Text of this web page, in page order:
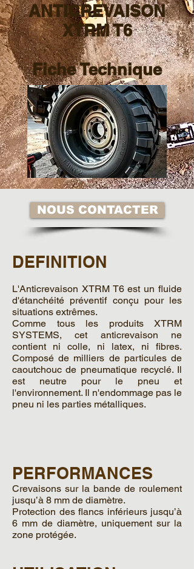
ANTICREVAISON
XTRM T6
Fiche Technique
NOUS CONTACTER
DEFINITION
L'Anticrevaison XTRM T6 est un ﬂuide
d'étanchéité préventif conçu pour les
situations extrêmes.
Comme tous les produits XTRM
SYSTEMS, cet anticrevaison ne
contient ni colle, ni latex, ni fibres.
Composé de milliers de particules de
caoutchouc de pneumatique recyclé. Il
est neutre pour le pneu et
l'environnement. Il n'endommage pas le
pneu ni les parties métalliques.
PERFORMANCES
Crevaisons sur la bande de roulement
jusqu’à 8 mm de diamètre.
Protection des ﬂancs inférieurs jusqu’à
6 mm de diamètre, uniquement sur la
zone protégée.